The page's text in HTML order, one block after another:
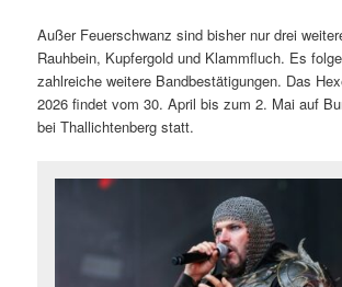
Außer Feuerschwanz sind bisher nur drei
Rauhbein, Kupfergold und Klammfluch. Es
zahlreiche weitere Bandbestätigungen. Das
2026 findet vom 30. April bis zum 2. Mai auf
bei Thallichtenberg statt.